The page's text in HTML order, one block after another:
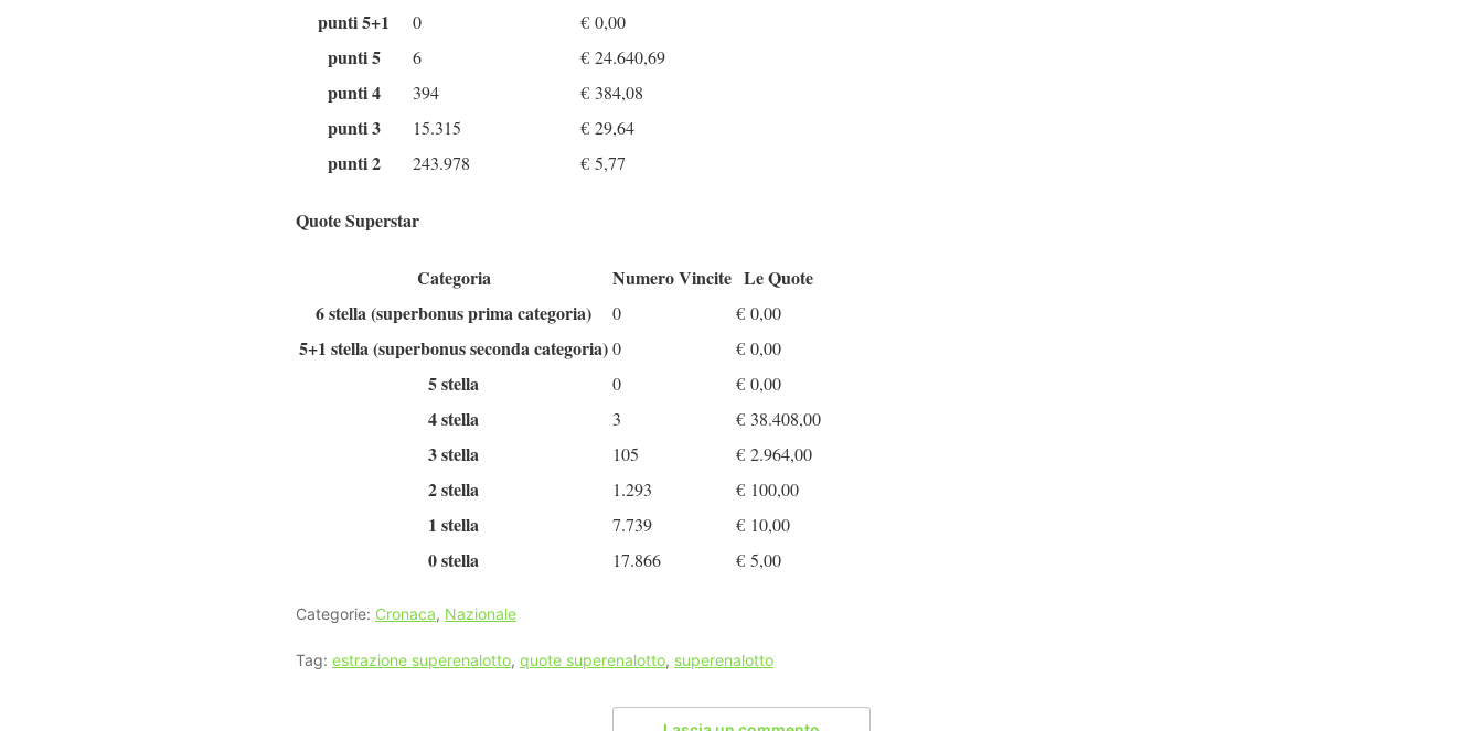
punti 5+1 0 € 0,00
punti 5 6 € 24.640,69
punti 4 394 € 384,08
punti 3 15.315 € 29,64
punti 2 243.978 € 5,77
Quote Superstar
Categoria Numero Vincite Le Quote
6 stella (superbonus prima categoria)
0 € 0,00
5+1 stella (superbonus seconda categoria)0 € 0,00
5 stella 0 € 0,00
4 stella 3 € 38.408,00
3 stella 105 € 2.964,00
2 stella 1.293 € 100,00
1 stella 7.739 € 10,00
0 stella 17.866 € 5,00
Categorie: Cronaca, Nazionale
Tag: estrazione superenalotto, quote superenalotto, superenalotto